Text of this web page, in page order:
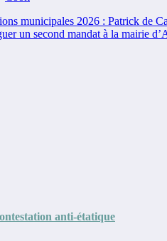
municipales 2026 : Patrick de
un second mandat à la mairie
anti-étatique